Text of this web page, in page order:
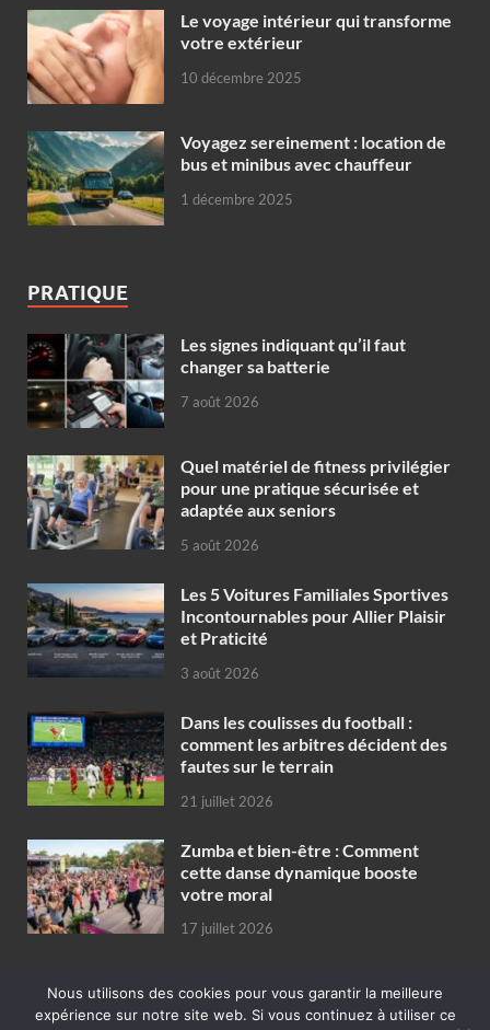
Le voyage intérieur qui transforme
votre extérieur
10 décembre 2025
Voyagez sereinement : location de
bus et minibus avec chauffeur
1 décembre 2025
PRATIQUE
Les signes indiquant qu’il faut
changer sa batterie
7 août 2026
Quel matériel de fitness privilégier
pour une pratique sécurisée et
adaptée aux seniors
5 août 2026
Les 5 Voitures Familiales Sportives
Incontournables pour Allier Plaisir
et Praticité
3 août 2026
Dans les coulisses du football :
comment les arbitres décident des
fautes sur le terrain
21 juillet 2026
Zumba et bien-être : Comment
cette danse dynamique booste
votre moral
17 juillet 2026
Copyright © 2026publicité en ligne concept de promotion pour
Nous utilisons des cookies pour vous garantir la meilleure
expérience sur notre site web. Si vous continuez à utiliser ce